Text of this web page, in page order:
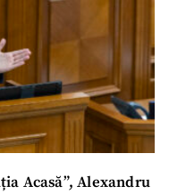
Acasă”, Alexandru